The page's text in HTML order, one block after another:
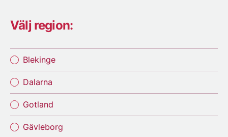
Välj region:
Blekinge
Dalarna
Gotland
Gävleborg